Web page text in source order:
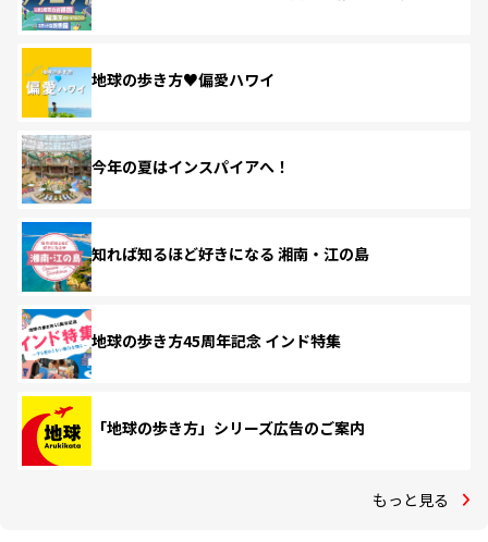
地球の歩き方♥偏愛ハワイ
今年の夏はインスパイアへ！
知れば知るほど好きになる 湘南・江の島
地球の歩き方45周年記念 インド特集
「地球の歩き方」シリーズ広告のご案内
もっと見る